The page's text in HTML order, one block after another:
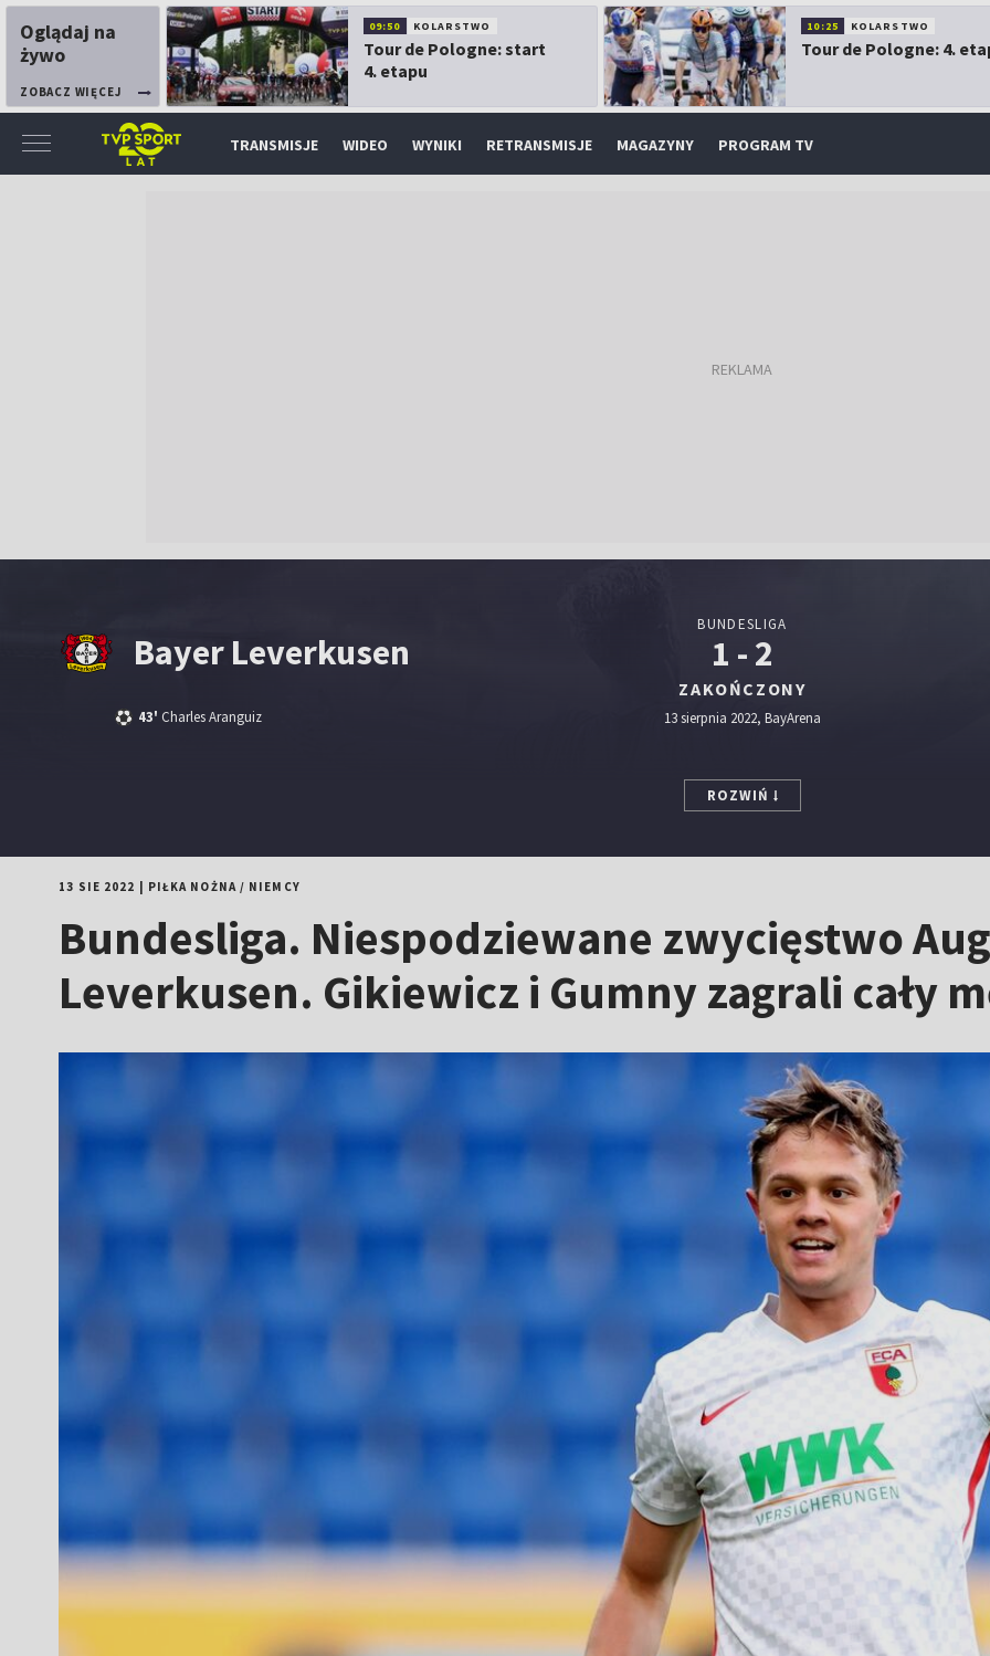
Oglądaj na
żywo
ZOBACZ WIĘCEJ
09:50 KOLARSTWO
Tour de Pologne: start
4. etapu
10:25 KOLARSTWO
Tour de Pologne: 4.
TRANSMISJE WIDEO WYNIKI RETRANSMISJE MAGAZYNY PROGRAM TV
Bayer Leverkusen
43' Charles Aranguiz
BUNDESLIGA
1 - 2
ZAKOŃCZONY
13 sierpnia 2022, BayArena
ROZWIŃ
13 SIE 2022 PIŁKA NOŻNA/ NIEMCY
Bundesliga. Niespodziewane zwycięstwo
Leverkusen. Gikiewicz i Gumny zagrali cały